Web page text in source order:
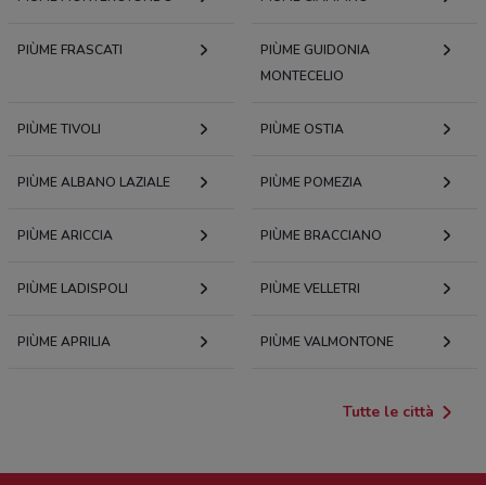
PIÙME FRASCATI
PIÙME GUIDONIA
MONTECELIO
PIÙME TIVOLI PIÙME OSTIA
PIÙME ALBANO LAZIALE PIÙME POMEZIA
PIÙME ARICCIA PIÙME BRACCIANO
PIÙME LADISPOLI PIÙME VELLETRI
PIÙME APRILIA PIÙME VALMONTONE
Tutte le città